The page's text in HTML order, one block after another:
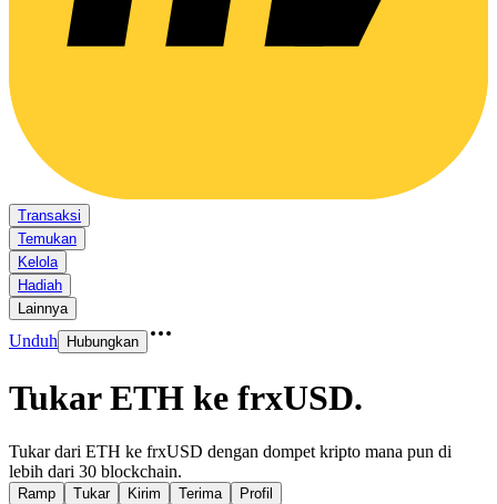
Transaksi
Temukan
Kelola
Hadiah
Lainnya
Unduh Hubungkan
Tukar ETH ke frxUSD.
Tukar dari ETH ke frxUSD dengan dompet kripto mana pun di
lebih dari 30 blockchain.
Ramp Tukar Kirim Terima Profil